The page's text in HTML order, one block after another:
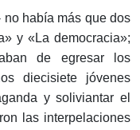
había más que dos
y «La democracia»;
de egresar los
dieci­siete jóvenes
y soliviantar el
las interpelaciones